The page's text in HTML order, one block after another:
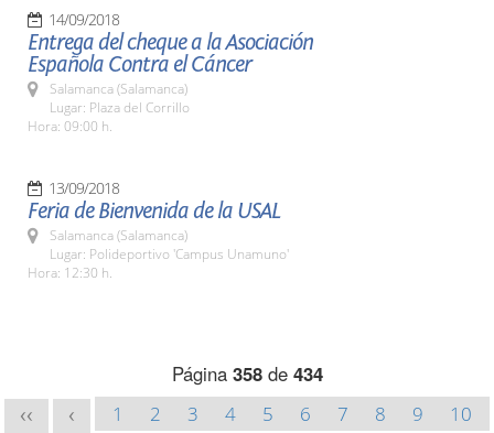
14/09/2018
Entrega del cheque a la Asociación
Española Contra el Cáncer
Salamanca (Salamanca)
Lugar: Plaza del Corrillo
Hora: 09:00 h.
13/09/2018
Feria de Bienvenida de la USAL
Salamanca (Salamanca)
Lugar: Polideportivo 'Campus Unamuno'
Hora: 12:30 h.
Página 358de 434
<< < 1 2 3 4 5 6 7 8 9
10